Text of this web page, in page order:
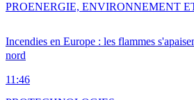
Incendies en Europe : les flammes
nord
11:46
PROENERGIE, ENVIRONNEMENT